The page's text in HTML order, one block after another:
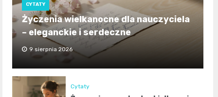
CYTATY
Życzenia wielkanocne dla nauczyciela
– eleganckie i serdeczne
9 sierpnia 2026
Cytaty